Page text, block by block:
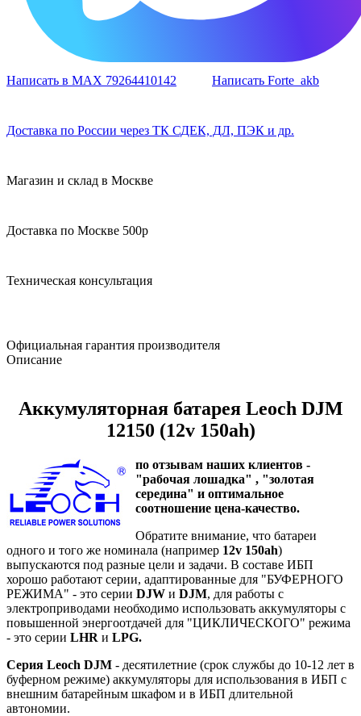
Написать в MAX 79264410142 Написать Forte_akb
Доставка по России через ТК СДЕК, ДЛ, ПЭК и др.
Магазин и склад в Москве
Доставка по Москве 500р
Техническая консультация
Официальная гарантия производителя
Описание
Аккумуляторная батарея Leoch DJM
12150 (12v 150ah)
по отзывам наших клиентов -
"рабочая лошадка" , "золотая
середина" и оптимальное
соотношение цена-качество.
Обратите внимание, что батареи
одного и того же номинала (например 12v 150ah)
выпускаются под разные цели и задачи. В составе ИБП
хорошо работают серии, адаптированные для "БУФЕРНОГО
РЕЖИМА" - это серии DJW и DJM, для работы с
электроприводами необходимо использовать аккумуляторы с
повышенной энергоотдачей для "ЦИКЛИЧЕСКОГО" режима
- это серии LHR и LPG.
Серия Leoch DJM - десятилетние (срок службы до 10-12 лет в
буферном режиме) аккумуляторы для использования в ИБП с
внешним батарейным шкафом и в ИБП длительной
автономии.